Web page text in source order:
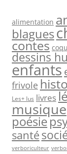
alimentation
blagues
contes
dessins
enfants
frivole
Les+ lus livres
musique
poésie
santé
verboriculteur